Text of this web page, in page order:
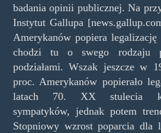
badania opinii publicznej. Na
Instytut Gallupa
Amerykanów popiera
chodzi tu o swego rodzaju
podziałami. Wszak jeszcze w
proc. Amerykanów popierało
latach 70. XX stulecia
sympatyków, jednak potem
Stopniowy wzrost poparcia dla